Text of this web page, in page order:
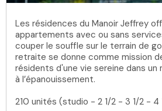
Les résidences du Manoir Jeffrey
appartements avec ou sans
couper le souffle sur le terrain de
retraite se donne comme mission
résidents d'une vie sereine dans un
à l’épanouissement.
210 unités (studio - 2 1/2 - 3 1/2 - 4